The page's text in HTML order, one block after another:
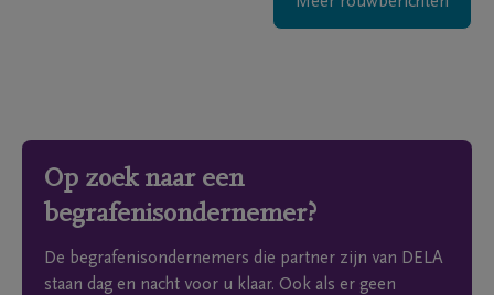
Op zoek naar een
begrafenisondernemer?
De begrafenisondernemers die partner zijn van DELA
staan dag en nacht voor u klaar. Ook als er geen